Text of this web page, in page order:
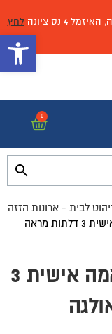
4 נס ציונה
לחץ
0
לבית - ארונות הזזה
ארון הזזה יוקרתי בהתאמה אישית 3 דלתות מראה
ארון הזזה יוקרתי בהתאמה אישית 3